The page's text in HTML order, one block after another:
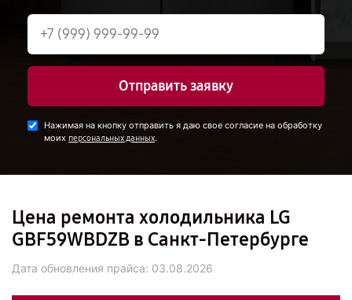
Отправить заявку
Нажимая на кнопку отправить я даю свое согласие на обработку
моих персональных данных.
Цена ремонта холодильника LG
GBF59WBDZB в Санкт-Петербурге
Дата обновления прайса: 03.08.2026